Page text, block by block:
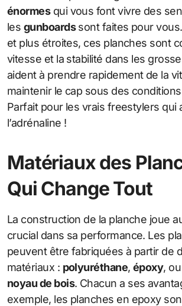
énormesqui vous font vivre des
les gunboardssont faites pour
et plus étroites, ces planches sont
vitesse et la stabilité dans les
aident à prendre rapidement de la
maintenir le cap sous des
Parfait pour les vrais freestylers qui
l’adrénaline !
Matériaux des
Qui Change Tout
La construction de la planche joue
crucial dans sa performance. Les
peuvent être fabriquées à partir de
matériaux : polyuréthane, époxy,
noyau de bois. Chacun a ses
exemple, les planches en epoxy